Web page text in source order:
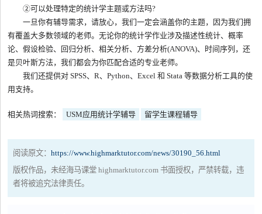
②可以处理特定的统计学主题或方法吗?
一旦你有辅导需求，请放心，我们一定会涵盖你的主题，因为我们拥
有覆盖大多数领域的老师。无论你的统计学作业涉及描述性统计、概率
论、假设检验、回归分析、相关分析、方差分析(ANOVA)、时间序列，还
是贝叶斯方法，我们都会为你匹配合适的专业老师。
我们还提供对 SPSS、R、Python、Excel 和 Stata 等数据分析工具的使
用支持。
相关热词搜索： USM应用统计学辅导 留学生课程辅导
阅读原文：https://www.highmarktutor.com/news/30190_56.html
版权作品，未经海马课堂 highmarktutor.com 书面授权，严禁转载，违
者将被追究法律责任。